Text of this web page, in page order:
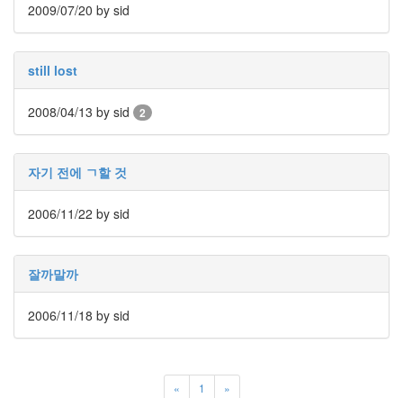
2009/07/20 by sid
still lost
2008/04/13 by sid 2
자기 전에 ㄱ할 것
2006/11/22 by sid
잘까말까
2006/11/18 by sid
« 1 »